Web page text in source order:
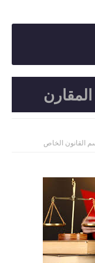
القانون الخاص